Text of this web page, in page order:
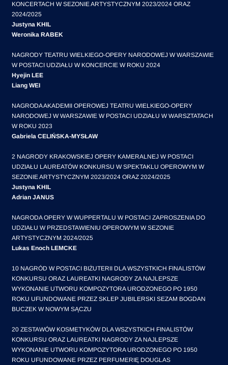
KONCERTACH W SEZONIE ARTYSTYCZNYM 2023/2024 ORAZ
2024/2025
Justyna KHIL
Weronika RABEK
NAGRODY TEATRU WIELKIEGO-OPERY NARODOWEJ W WARSZAWIE
W POSTACI UDZIAŁU W KONCERCIE W ROKU 2024
Hyejin LEE
Liang WEI
NAGRODA AKADEMII OPEROWEJ TEATRU WIELKIEGO-OPERY
NARODOWEJ W WARSZAWIE W POSTACI UDZIAŁU W WARSZTATACH
W ROKU 2023
Gabriela CELIŃSKA-MYSŁAW
2 NAGRODY KRAKOWSKIEJ OPERY KAMERALNEJ W POSTACI
UDZIAŁU LAUREATÓW KONKURSU W SPEKTAKLU OPEROWYM W
SEZONIE ARTYSTYCZNYM 2023/2024 ORAZ 2024/2025
Justyna KHIL
Adrian JANUS
NAGRODA OPERY W WUPPERTALU W POSTACI ZAPROSZENIA DO
UDZIAŁU W PRZEDSTAWIENIU OPEROWYM W SEZONIE
ARTYSTYCZNYM 2024/2025
Lukas Enoch LEMCKE
10 NAGRÓD W POSTACI BIŻUTERII DLA WSZYSTKICH FINALISTÓW
KONKURSU ORAZ LAUREATKI NAGRODY ZA NAJLEPSZE
WYKONANIE UTWORU KOMPOZYTORA URODZONEGO PO 1950
ROKU UFUNDOWANE PRZEZ SKLEP JUBILERSKI SEZAM BOGDAN
BUCZEK W NOWYM SĄCZU
20 ZESTAWÓW KOSMETYKÓW DLA WSZYSTKICH FINALISTÓW
KONKURSU ORAZ LAUREATKI NAGRODY ZA NAJLEPSZE
WYKONANIE UTWORU KOMPOZYTORA URODZONEGO PO 1950
ROKU UFUNDOWANE PRZEZ PERFUMERIĘ DOUGLAS